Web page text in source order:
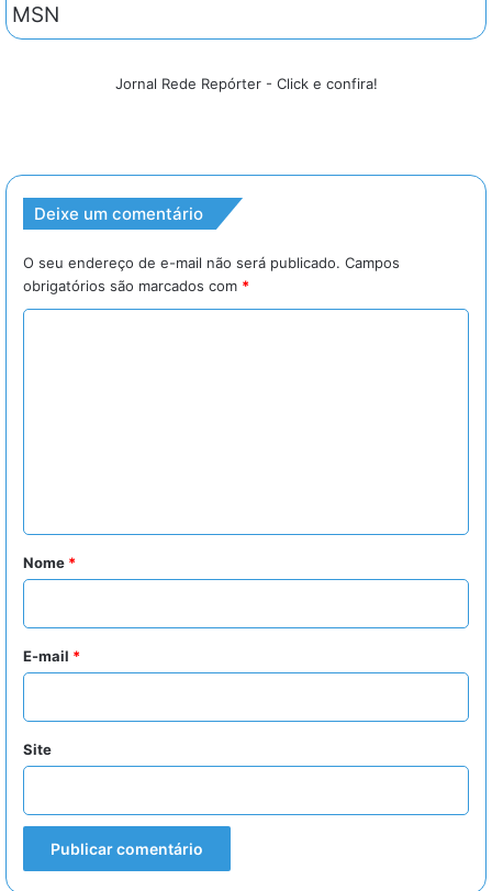
MSN
Jornal Rede Repórter - Click e confira!
Deixe um comentário
O seu endereço de e-mail não será publicado. Campos
obrigatórios são marcados com *
r
i
o
*
Nome *
E-mail *
Site